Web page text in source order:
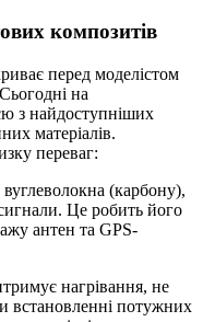
композитів
перед моделістом
на
з найдоступніших
матеріалів.
переваг:
вуглеволокна (карбону),
Це робить його
антен та GPS-
нагрівання, не
потужних